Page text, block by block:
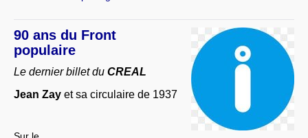
90 ans du Front
populaire
Le dernier billet du CREAL
Jean Zay et sa circulaire de 1937